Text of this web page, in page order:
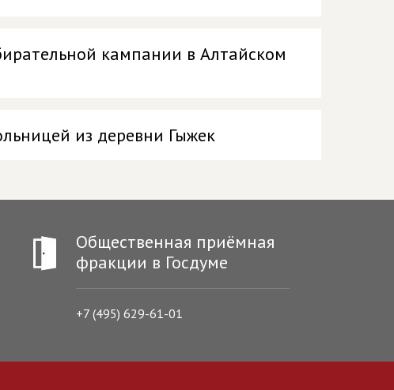
кампании в Алтайском
из деревни Гыжек
Общественная приёмная
фракции в Госдуме
+7 (495) 629-61-01